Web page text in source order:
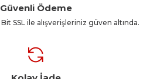
Güvenli Ödeme
SSL ile alışverişleriniz güven altında.